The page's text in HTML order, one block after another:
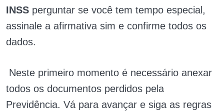
INSS perguntar se você tem tempo especial,
assinale a afirmativa sim e confirme todos os
dados.
Neste primeiro momento é necessário anexar
todos os documentos perdidos pela
Previdência. Vá para avançar e siga as regras